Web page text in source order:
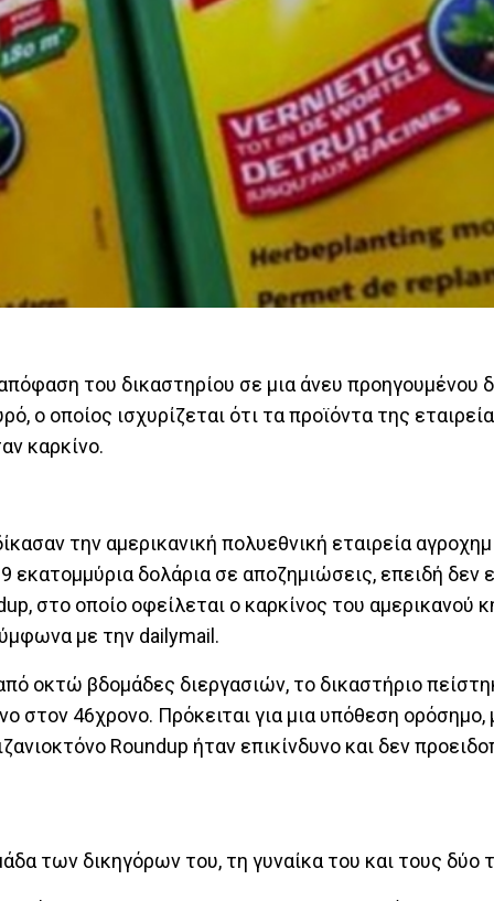
του δικαστηρίου σε μια άνευ προηγουμένου
ο οποίος ισχυρίζεται ότι τα προϊόντα της
καρκίνο.
την αμερικανική πολυεθνική εταιρεία
δολάρια σε αποζημιώσεις, επειδή δεν
στο οποίο οφείλεται ο καρκίνος του αμερικανού
με την dailymail.
οκτώ βδομάδες διεργασιών, το δικαστήριο
στον 46χρονο. Πρόκειται για μια υπόθεση ορόσημο,
Roundup ήταν επικίνδυνο και δεν
των δικηγόρων του, τη γυναίκα του και τους δύο